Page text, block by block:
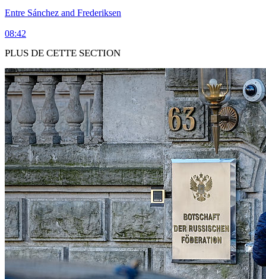
Entre Sánchez and Frederiksen
08:42
PLUS DE CETTE SECTION